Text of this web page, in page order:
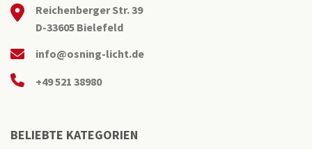
Reichenberger Str. 39
D-33605 Bielefeld
info@osning-licht.de
+49 521 38980
BELIEBTE KATEGORIEN